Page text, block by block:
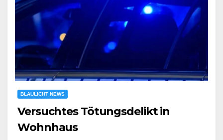
BLAULICHT NEWS
Versuchtes Tötungsdelikt in
Wohnhaus